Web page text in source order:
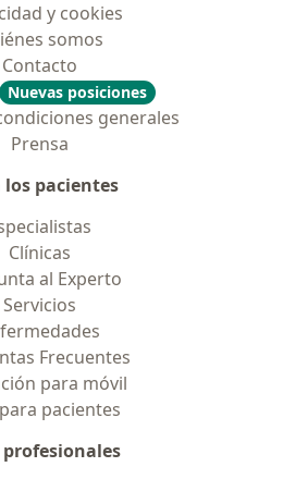
y cookies
somos
Contacto
Nuevas posiciones
generales
Prensa
los pacientes
Clínicas
al Experto
Servicios
Frecuentes
para móvil
pacientes
profesionales